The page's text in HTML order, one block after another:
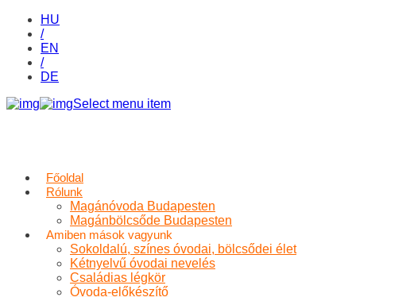
HU
/
EN
/
DE
Select menu item
Főoldal
Rólunk
Magánóvoda Budapesten
Magánbölcsőde Budapesten
Amiben mások vagyunk
Sokoldalú, színes óvodai, bölcsődei élet
Kétnyelvű óvodai nevelés
Családias légkör
Óvoda-előkészítő